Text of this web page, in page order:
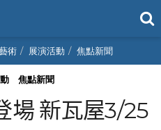
術 展演活動 焦點新聞
焦點新聞
場 新瓦屋3/25